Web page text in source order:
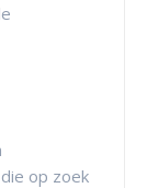
op zoek